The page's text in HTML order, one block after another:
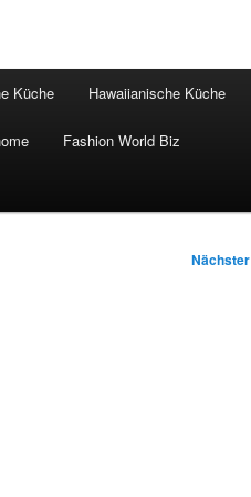
Küche Hawaiianische Küche
Fashion World Biz
Nächster